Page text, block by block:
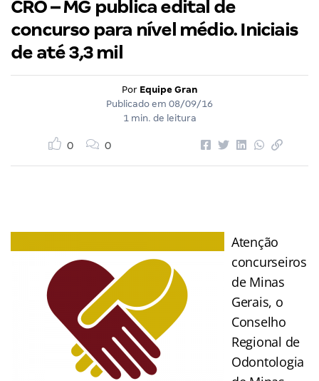
CRO – MG publica edital de
concurso para nível médio. Iniciais
de até 3,3 mil
Por Equipe Gran
Publicado em 08/09/16
1 min. de leitura
0 0
Atenção
concurseiros
de Minas
Gerais, o
Conselho
Regional de
Odontologia